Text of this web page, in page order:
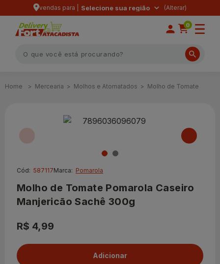
vendas para | Selecione sua região
0
Mercearia Molhos e Atomatados Molho de Tomate
Cód: 587117Marca: Pomarola
Molho de Tomate Pomarola Caseiro
Manjericão Sachê 300g
R$ 4,99